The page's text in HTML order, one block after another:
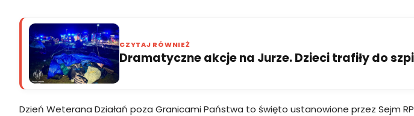
CZYTAJ RÓWNIEŻ
Dramatyczne akcje na Jurze. Dzieci trafiły do
Dzień Weterana Działań poza Granicami Państwa to święto ustanowione przez Sejm